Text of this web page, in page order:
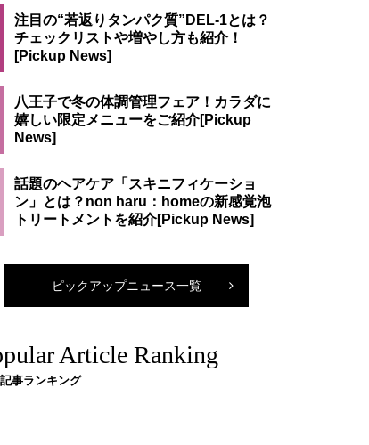
注目の“若返りタンパク質”DEL-1とは？
チェックリストや増やし方も紹介！
八王子で冬の体調管理フェア！カラダに
嬉しい限定メニューをご紹介
話題のヘアケア「スキニフィケーショ
ン」とは？non haru：homeの新感覚泡
トリートメントを紹介
ピックアップニュース一覧
Article Ranking
事ランキング